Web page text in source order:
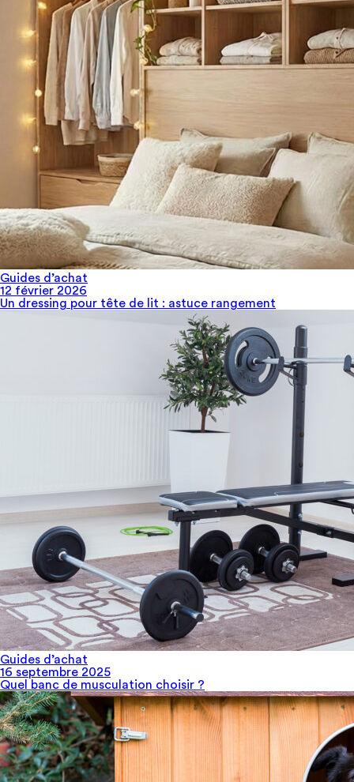
Guides d’achat
12 février 2026
Un dressing pour tête de lit​ : astuce rangement
Guides d’achat
16 septembre 2025
Quel banc de musculation choisir ?